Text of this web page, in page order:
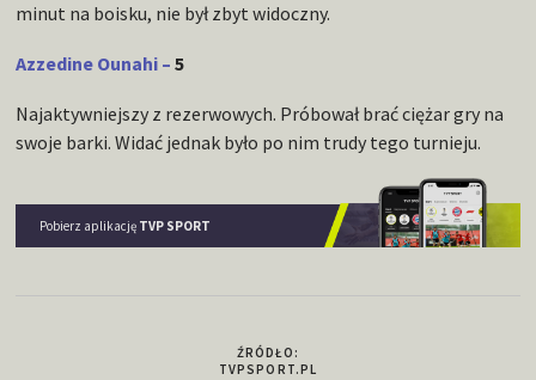
minut na boisku, nie był zbyt widoczny.
Azzedine Ounahi – 5
Najaktywniejszy z rezerwowych. Próbował brać ciężar gry na
swoje barki. Widać jednak było po nim trudy tego turnieju.
Pobierz aplikację TVP SPORT
ŹRÓDŁO:
TVPSPORT.PL